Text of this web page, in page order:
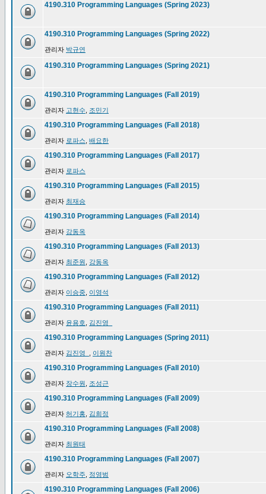
4190.310 Programming Languages (Spring 2023)
4190.310 Programming Languages (Spring 2022)
관리자 박규연
4190.310 Programming Languages (Spring 2021)
4190.310 Programming Languages (Fall 2019)
관리자 고현수 조민기
4190.310 Programming Languages (Fall 2018)
관리자 로파스 배요한
4190.310 Programming Languages (Fall 2017)
관리자 로파스
4190.310 Programming Languages (Fall 2015)
관리자 최재승
4190.310 Programming Languages (Fall 2014)
관리자 강동옥
4190.310 Programming Languages (Fall 2013)
관리자 최준원 강동옥
4190.310 Programming Languages (Fall 2012)
관리자 이승중 이영석
4190.310 Programming Languages (Fall 2011)
관리자 윤용호 김진영_
4190.310 Programming Languages (Spring 2011)
관리자 김진영_ 이원찬
4190.310 Programming Languages (Fall 2010)
관리자 장수원 조성근
4190.310 Programming Languages (Fall 2009)
관리자 허기홍 김희정
4190.310 Programming Languages (Fall 2008)
관리자 최원태
4190.310 Programming Languages (Fall 2007)
관리자 오학주 정영범
4190.310 Programming Languages (Fall 2006)